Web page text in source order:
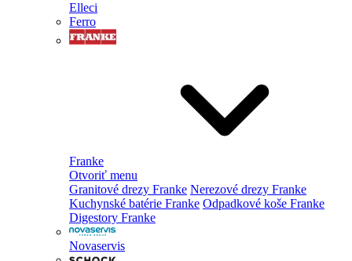
Elleci
Ferro
Franke
Otvoriť menu
Granitové drezy Franke Nerezové drezy Franke
Kuchynské batérie Franke Odpadkové koše Franke
Digestory Franke
Novaservis